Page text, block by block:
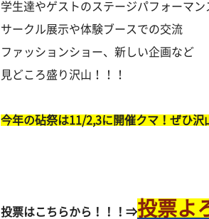
学生達やゲストのステージパフォーマン
サークル展示や体験ブースでの交流
ファッションショー、新しい企画など
見どころ盛り沢山！！！
今年の砧祭は11/2,3に開催クマ！ぜひ沢
投票はこちらから！！！⇒投票よ